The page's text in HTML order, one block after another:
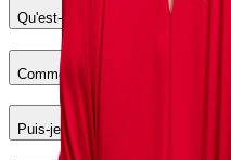
Qu'est-ce que Fasgo ?
Comment passer une commande ?
Puis-je suivre ma livraison ?